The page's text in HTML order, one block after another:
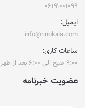
۰۶۱۹۱۰۰۱۰۹۹
ایمیل:
info@rinokala.com
ساعات کاری:
۹:۰۰ صبح الی ۶:۰۰ بعد از ظهر
عضویت خبرنامه